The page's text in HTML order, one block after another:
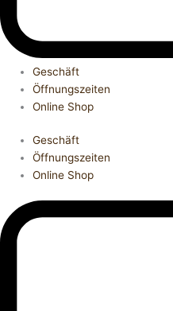
Geschäft
Öffnungszeiten
Online Shop
Geschäft
Öffnungszeiten
Online Shop